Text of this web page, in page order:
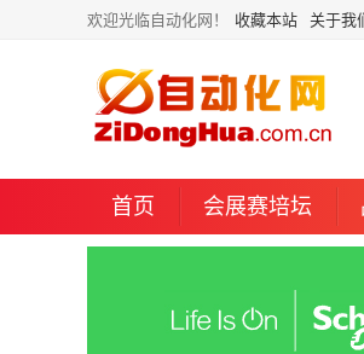
欢迎光临自动化网！ 收藏本站 关于我
首页 会展赛培坛